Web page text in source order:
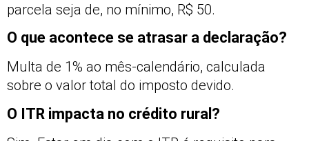
parcela seja de, no mínimo, R$ 50.
O que acontece se atrasar a declaração?
Multa de 1% ao mês-calendário, calculada
sobre o valor total do imposto devido.
O ITR impacta no crédito rural?